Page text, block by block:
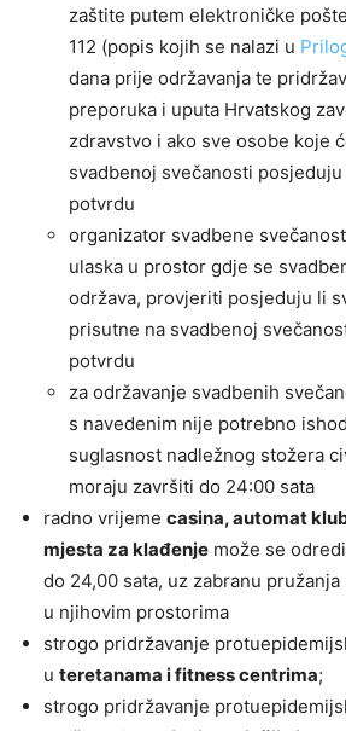
zaštite putem elektroničke
112 (popis kojih se nalazi u
dana prije održavanja te
preporuka i uputa Hrvatskog
zdravstvo i ako sve osobe koje
svadbenoj svečanosti posjeduju
potvrdu
organizator svadbene
ulaska u prostor gdje se
održava, provjeriti posjeduju li
prisutne na svadbenoj
potvrdu
za održavanje svadbenih
s navedenim nije potrebno
suglasnost nadležnog stožera
moraju završiti do 24:00 sata
radno vrijeme casina, automat
mjesta za klađenje može se
do 24,00 sata, uz zabranu
u njihovim prostorima
strogo pridržavanje
u teretanama i fitness centrima;
strogo pridržavanje